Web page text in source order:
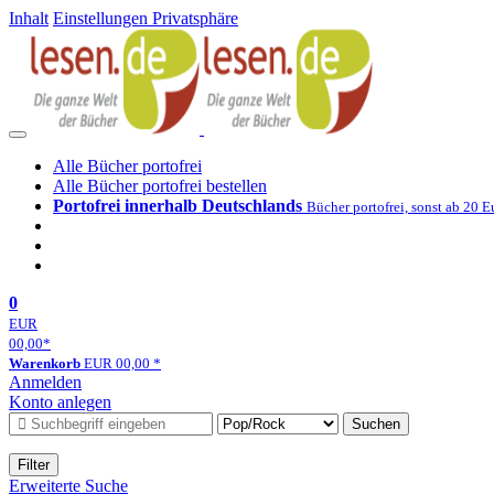
Inhalt Einstellungen Privatsphäre
Alle Bücher portofrei
Alle Bücher portofrei bestellen
Portofrei innerhalb Deutschlands Bücher portofrei, sonst ab 20
0
EUR
00,00*
Warenkorb EUR 00,00 *
Anmelden
Konto anlegen
Suchen
Filter
Erweiterte Suche